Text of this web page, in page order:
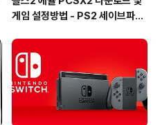
게임 설정방법 - PS2 세이브파일